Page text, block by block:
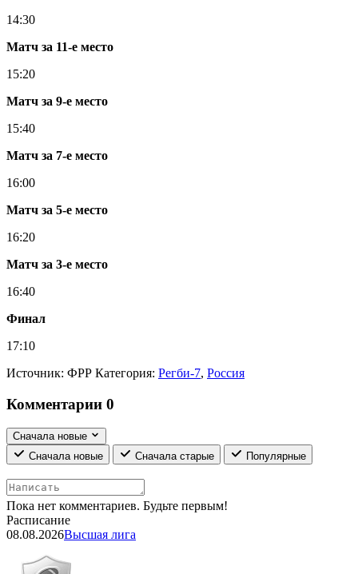
14:30
Матч за 11-е место
15:20
Матч за 9-е место
15:40
Матч за 7-е место
16:00
Матч за 5-е место
16:20
Матч за 3-е место
16:40
Финал
17:10
Источник: ФРР Категория: Регби-7, Россия
Комментарии 0
Сначала новые
Сначала новые
Сначала старые Популярные
Пока нет комментариев. Будьте первым!
Расписание
08.08.2026Высшая лига